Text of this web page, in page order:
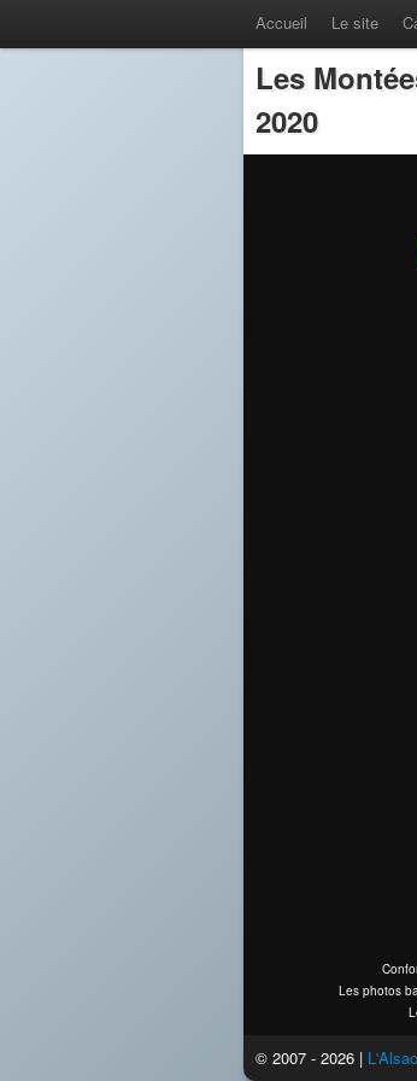
Accueil Le site
Les
2020
Les photos
© 2007 - 2026 |